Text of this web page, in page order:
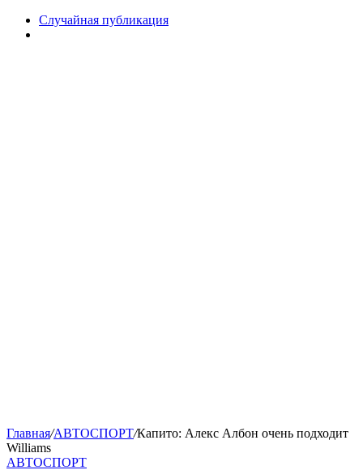
Случайная публикация
Главная/АВТОСПОРТ/Капито: Алекс Албон очень подходит
Williams
АВТОСПОРТ